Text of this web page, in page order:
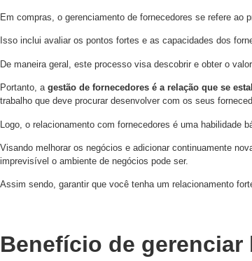
Em compras, o gerenciamento de fornecedores se refere
Isso inclui avaliar os pontos fortes e as capacidades dos
De maneira geral, este processo visa descobrir e obter o
Portanto, a gestão de fornecedores é a relação que se
trabalho que deve procurar desenvolver com os seus
Logo, o relacionamento com fornecedores é uma habilidade
Visando melhorar os negócios e adicionar continuamente
imprevisível o ambiente de negócios pode ser.
Assim sendo, garantir que você tenha um relacionamento
Benefício de